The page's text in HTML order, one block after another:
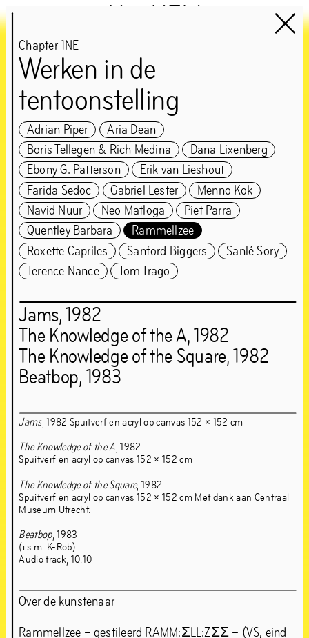
Het HEM
Chapter 1NE
Gast:
Edson Sabajo &
Guillaume Schmidt
‘Can’t be greedy… You
gotta take some, and
leave some’
21jun–1 sep , 2019
Chapter 1NE
Werken in de
tentoonstelling
Adrian Piper
Aria Dean
Boris Tellegen & Rich Medina
Dana Lixenberg
Ebony G. Patterson
Erik van Lieshout
Farida Sedoc
Gabriel Lester
Menno Kok
Navid Nuur
Neo Matloga
Piet Parra
Quentley Barbara
Rammellzee
Roxette Capriles
Sanford Biggers
Sanlé Sory
Terence Nance
Tom Trago
Jams, 1982
The Knowledge of the A, 1982
The Knowledge of the Square, 1982
Beatbop, 1983
Jams, 1982 Spuitverf en acryl op canvas 152 × 152 cm
The Knowledge of the A, 1982
Spuitverf en acryl op canvas 152 × 152 cm
The Knowledge of the Square, 1982
Spuitverf en acryl op canvas 152 × 152 cm Met dank aan Centraal
Museum Utrecht.
Beatbop, 1983
(i.s.m. K-Rob)
Audio track, 10:10
Over de kunstenaar
Rammellzee – gestileerd RAMM:ΣLL:ZΣΣ – (VS, eind